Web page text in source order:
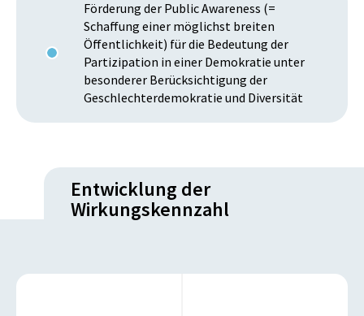
Förderung der Public Awareness (=
Schaffung einer möglichst breiten
Öffentlichkeit) für die Bedeutung der
Partizipation in einer Demokratie unter
besonderer Berücksichtigung der
Geschlechterdemokratie und Diversität
Entwicklung der
Wirkungskennzahl